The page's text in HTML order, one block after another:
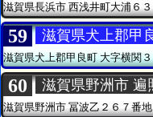
滋賀県長浜市西浅井町大浦６
59 滋賀県犬上郡甲
滋賀県犬上郡甲良町大字横関
60 滋賀県野洲市 遍
滋賀県野洲市 冨波乙２６７番地